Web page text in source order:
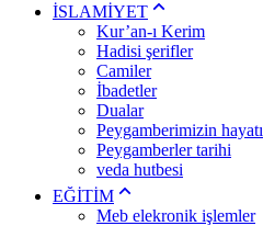
İSLAMİYET
Kur’an-ı Kerim
Hadisi şerifler
Camiler
İbadetler
Dualar
Peygamberimizin hayatı
Peygamberler tarihi
veda hutbesi
EĞİTİM
Meb elekronik işlemler